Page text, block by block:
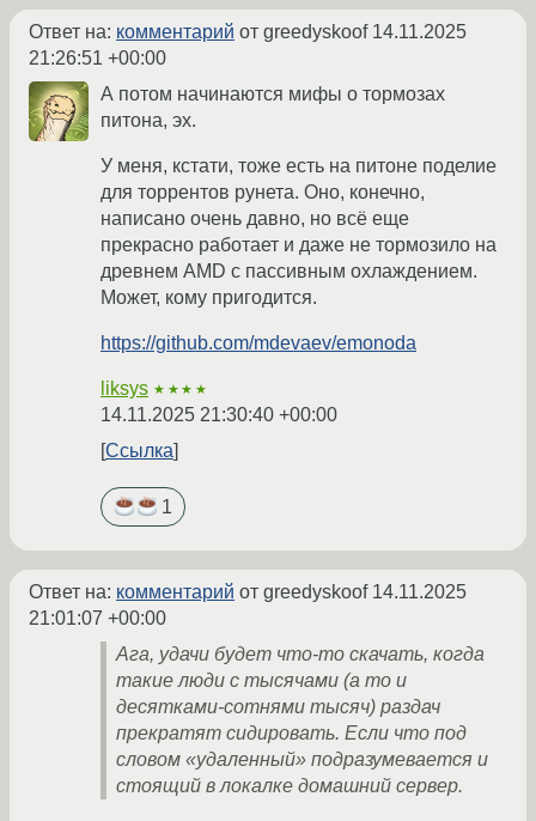
Ответ на: комментарий от greedyskoof 14.11.2025
21:26:51 +00:00
А потом начинаются мифы о тормозах
питона, эх.
У меня, кстати, тоже есть на питоне поделие
для торрентов рунета. Оно, конечно,
написано очень давно, но всё еще
прекрасно работает и даже не тормозило на
древнем AMD с пассивным охлаждением.
Может, кому пригодится.
https://github.com/mdevaev/emonoda
liksys ★★★★
14.11.2025 21:30:40 +00:00
Ссылка
1
Ответ на: комментарий от greedyskoof 14.11.2025
21:01:07 +00:00
Ага, удачи будет что-то скачать, когда
такие люди с тысячами (а то и
десятками-сотнями тысяч) раздач
прекратят сидировать. Если что под
словом «удаленный» подразумевается и
стоящий в локалке домашний сервер.